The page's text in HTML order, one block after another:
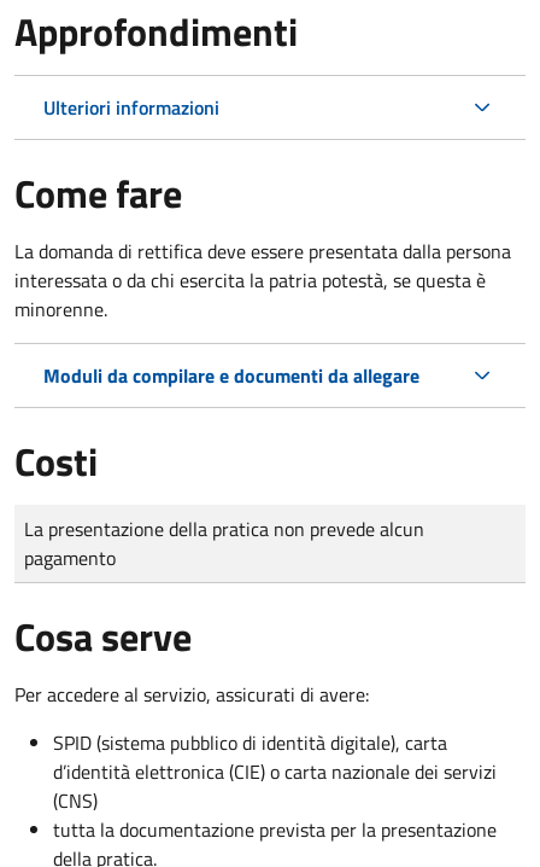
Approfondimenti
Ulteriori informazioni
Come fare
La domanda di rettifica deve essere presentata dalla persona
interessata oda chi esercita la patria potestà, se questa è
minorenne.
Moduli da compilare e documenti da allegare
Costi
Tipo di pagamento
Importo
La presentazione della pratica non prevede alcun
pagamento
Cosa serve
Per accedere al servizio, assicurati di avere:
SPID (sistema pubblico di identità digitale), carta
d’identità elettronica (CIE) o carta nazionale dei servizi
(CNS)
tutta la documentazione prevista per la presentazione
della pratica.